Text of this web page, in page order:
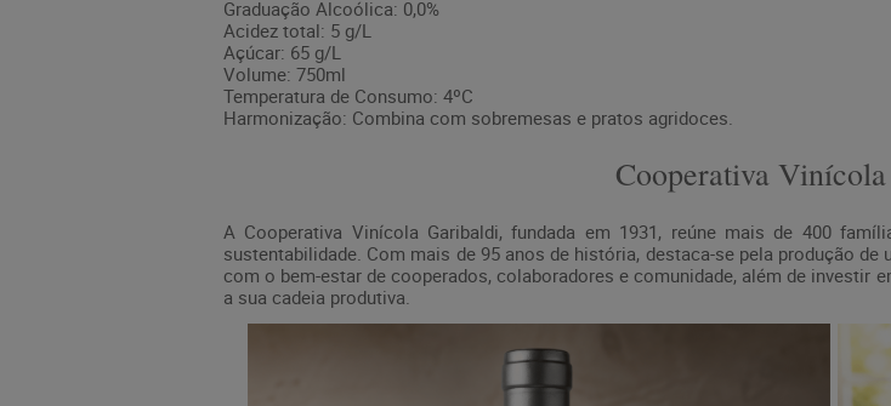
Graduação Alcoólica: 0,0%
Acidez total: 5 g/L
Açúcar: 65 g/L
Volume: 750ml
Temperatura de Consumo: 4ºC
Harmonização: Combina com sobremesas e pratos agridoces.
Cooperativa
A Cooperativa Vinícola Garibaldi, fundada em 1931, reúne mais de 400
sustentabilidade. Com mais de 95 anos de história, destaca-se pela produção
com o bem-estar de cooperados, colaboradores e comunidade, além de investir
a sua cadeia produtiva.